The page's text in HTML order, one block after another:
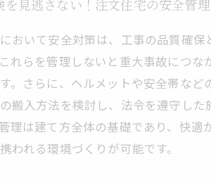
見逃さない！注文住宅の安全管
おいて安全対策は、工事の品質確
れらを管理しないと重大事故につ
。さらに、ヘルメットや安全帯な
搬入方法を検討し、法令を遵守し
理は建て方全体の基礎であり、快
われる環境づくりが可能です。